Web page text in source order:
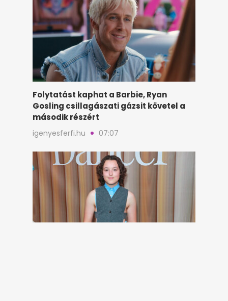
Folytatást kaphat a Barbie, Ryan
Gosling csillagászati gázsit követel a
második részért
igenyesferfi.hu 07:07